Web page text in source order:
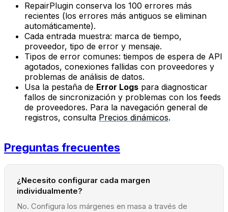
RepairPlugin conserva los 100 errores más
recientes (los errores más antiguos se eliminan
automáticamente).
Cada entrada muestra: marca de tiempo,
proveedor, tipo de error y mensaje.
Tipos de error comunes: tiempos de espera de API
agotados, conexiones fallidas con proveedores y
problemas de análisis de datos.
Usa la pestaña de Error Logs para diagnosticar
fallos de sincronización y problemas con los feeds
de proveedores. Para la navegación general de
registros, consulta Precios dinámicos.
Preguntas frecuentes
¿Necesito configurar cada margen
individualmente?
No. Configura los márgenes en masa a través de